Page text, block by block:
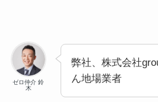
ゼロ仲介 鈴
木
弊社、株式会社
ん地場業者